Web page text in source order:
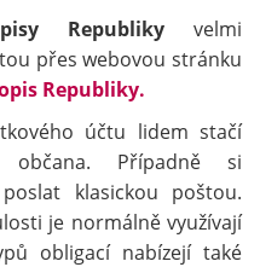
Republiky velmi
přes webovou stránku
Republiky.
účtu lidem stačí
Případně si
klasickou poštou.
je normálně využívají
obligací nabízejí také